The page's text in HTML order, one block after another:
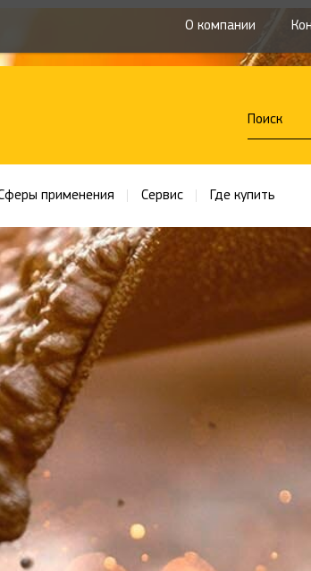
О компании
применения Сервис Где купить